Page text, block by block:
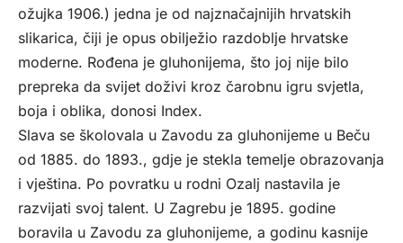
ožujka 1906.) jedna je od najznačajnijih hrvatskih
slikarica, čiji je opus obilježio razdoblje hrvatske
moderne. Rođena je gluhonijema, što joj nije bilo
prepreka da svijet doživi kroz čarobnu igru svjetla,
boja i oblika, donosi Index.
Slava se školovala u Zavodu za gluhonijeme u Beču
od 1885. do 1893., gdje je stekla temelje obrazovanja
i vještina. Po povratku u rodni Ozalj nastavila je
razvijati svoj talent. U Zagrebu je 1895. godine
boravila u Zavodu za gluhonijeme, a godinu kasnije